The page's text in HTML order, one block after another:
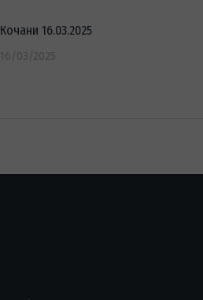
Кочани 16.03.2025
16/03/2025